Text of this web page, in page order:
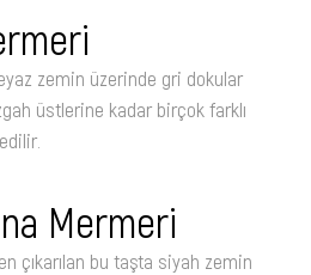
zemin üzerinde gri dokular
üstlerine kadar birçok farklı
Mermeri
çıkarılan bu taşta siyah zemin